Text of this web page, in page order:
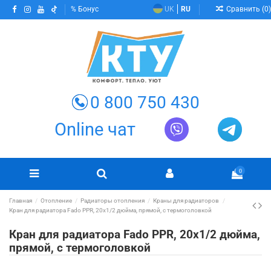
Бонус UK RU Сравнить (0)
0 800 750 430
Online чат
0
Главная Отопление Радиаторы отопления
Краны для радиаторов
Кран для радиатора Fado PPR, 20x1/2 дюйма, прямой, с термоголовкой
Кран для радиатора Fado PPR, 20x1/2 дюйма,
прямой, с термоголовкой